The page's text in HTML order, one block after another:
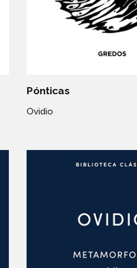
Pónticas
Ovidio